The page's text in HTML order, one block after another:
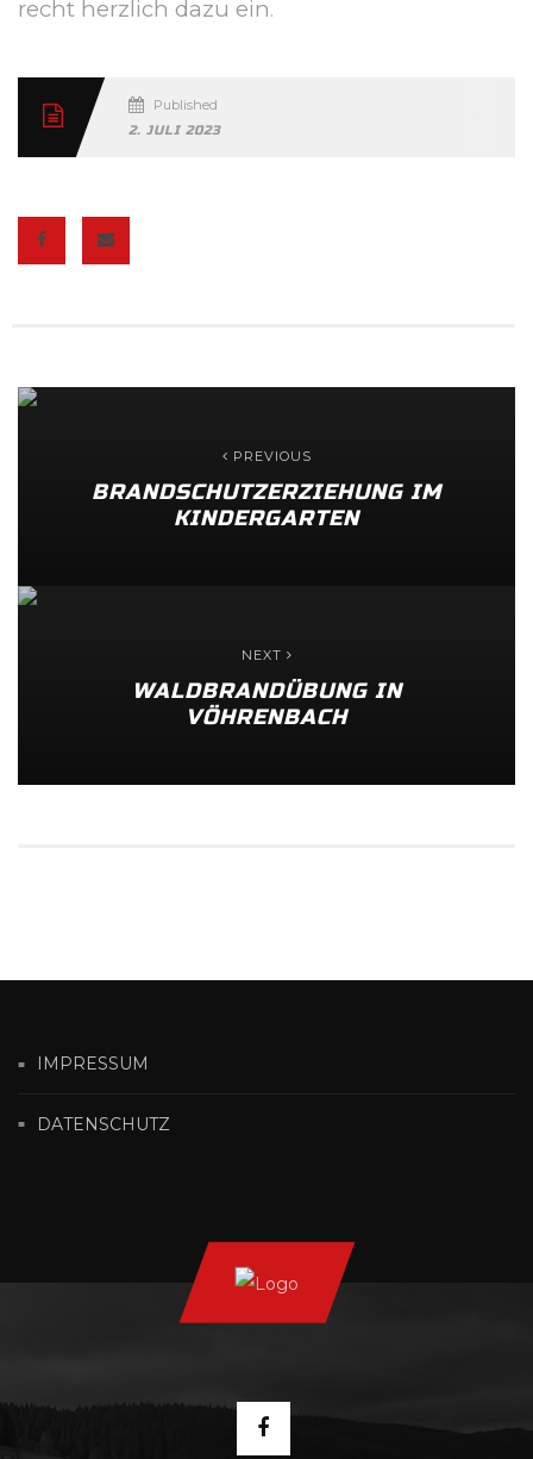
recht herzlich dazu ein.
Published
2. JULI 2023
PREVIOUS
BRANDSCHUTZERZIEHUNG IM
KINDERGARTEN
NEXT
WALDBRANDÜBUNG IN
VÖHRENBACH
IMPRESSUM
DATENSCHUTZ